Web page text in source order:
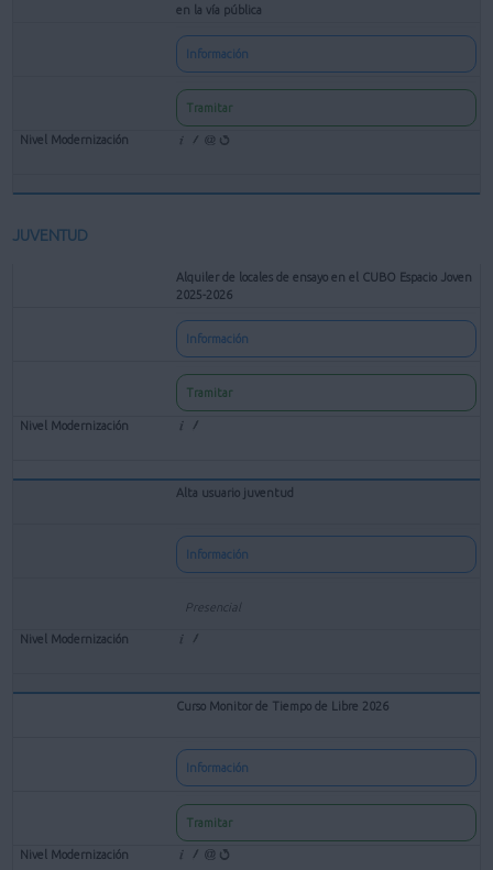
en la vía pública
Información
Tramitar
JUVENTUD
Alquiler de locales de ensayo en el CUBO Espacio Joven
2025-2026
Información
Tramitar
Alta usuario juventud
Información
Presencial
Curso Monitor de Tiempo de Libre 2026
Información
Tramitar